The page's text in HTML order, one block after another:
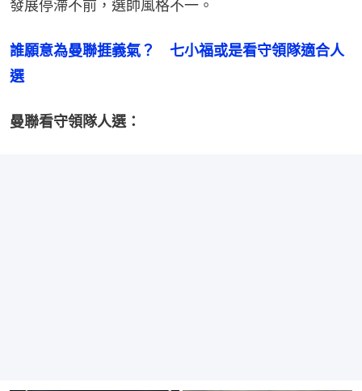
發展停滯不前，選帥風格不一。
誰願意為曼聯捱義氣？　七小福或是看守領隊適合人
選
曼聯看守領隊人選：